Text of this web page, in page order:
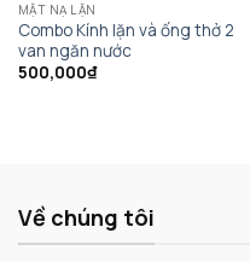
MẶT NẠ LẶN
Combo Kính lặn và ống thở 2
van ngăn nước
500,000₫
Về chúng tôi